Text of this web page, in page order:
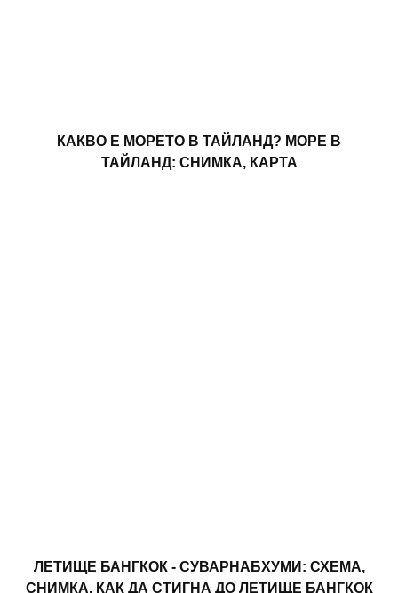
КАКВО Е МОРЕТО В ТАЙЛАНД? МОРЕ В
ТАЙЛАНД: СНИМКА, КАРТА
ЛЕТИЩЕ БАНГКОК - СУВАРНАБХУМИ: СХЕМА,
СНИМКА. КАК ДА СТИГНА ДО ЛЕТИЩЕ БАНГКОК